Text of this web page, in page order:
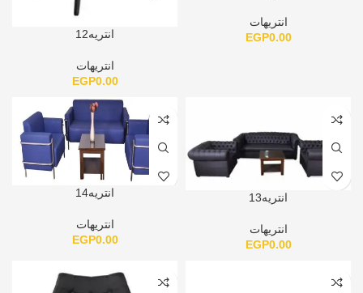
انتريهات
EGP0.00 انتريه12
انتريهات
EGP0.00
انتريه13
انتريهات
EGP0.00
انتريه14
انتريهات
EGP0.00